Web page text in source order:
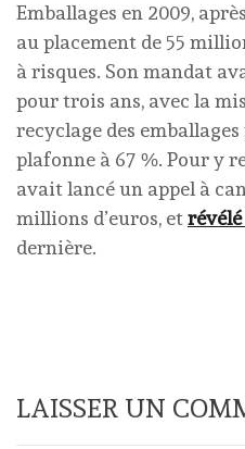
Emballages en 2009,
au placement de 55
à risques. Son mandat
pour trois ans, avec la
recyclage des
plafonne à 67 %. Pour y
avait lancé un appel à
millions d’euros, et
dernière.
LAISSER UN